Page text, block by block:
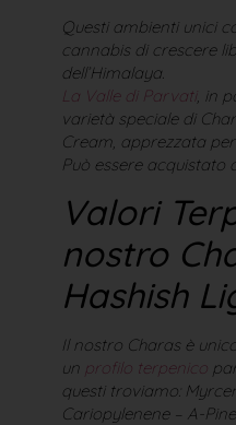
Questi ambienti unici
cannabis di crescere
dell’Himalaya.
La Valle di Parvati, in
varietà speciale di
Cream, apprezzata
Può essere acquistato
Valori
nostro
Hashish
Il nostro Charas è
un profilo terpenico
questi troviamo:
Cariopylenene – A-